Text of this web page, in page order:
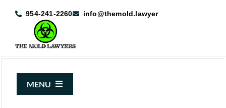
954-241-2260 info@themold.lawyer
MENU